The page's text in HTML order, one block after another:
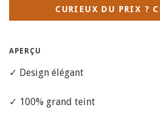
CURIEUX DU PRIX ?
APERÇU
✓ Design élégant
✓ 100% grand teint